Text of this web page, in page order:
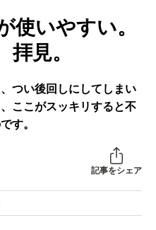
使いやすい。
見。
つい後回しにしてしまい
ここがスッキリすると不
す。
記事をシェア